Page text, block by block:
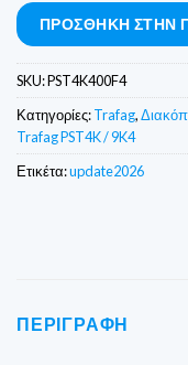
ΠΡΟΣΘΉΚΗ ΣΤΗΝ
SKU:PST4K400F4
Κατηγορίες:Trafag,
Trafag PST4K / 9K4
Ετικέτα:update2026
ΠΕΡΙΓΡΑΦΉ